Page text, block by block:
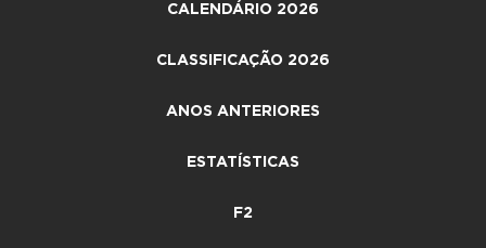
CALENDÁRIO 2026
CLASSIFICAÇÃO 2026
ANOS ANTERIORES
ESTATÍSTICAS
F2